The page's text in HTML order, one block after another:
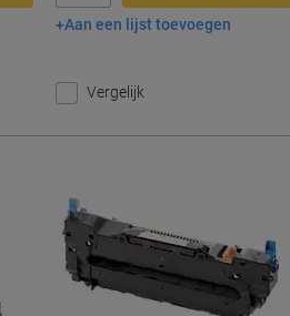
In winkelwagen
Aan een lijst toevoegen
Vergelijk